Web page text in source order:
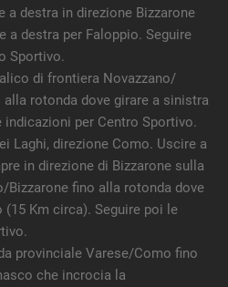
a destra in direzione Bizzarone
a destra per Faloppio. Seguire
Sportivo.
di frontiera Novazzano/
rotonda dove girare a sinistra
indicazioni per Centro Sportivo.
Laghi, direzione Como. Uscire a
in direzione di Bizzarone sulla
Bizzarone fino alla rotonda dove
(15 Km circa). Seguire poi le
provinciale Varese/Como fino
che incrocia la